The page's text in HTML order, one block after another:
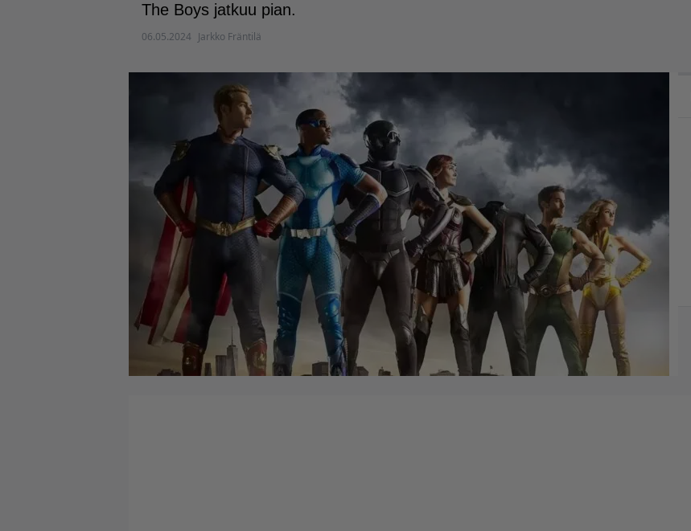
The Boys jatkuu pian.
06.05.2024 Jarkko Fräntilä